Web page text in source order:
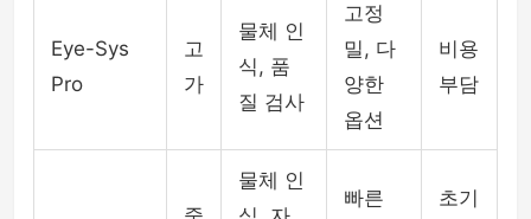
Eye-Sys
Pro
고
가
물체 인
식, 품
질 검사
고정
밀, 다
양한
옵션
비용
부담
물체 인
빠른
초기